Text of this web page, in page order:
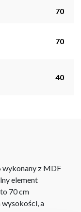
70
70
40
z MDF
element
70 cm
wysokości, a